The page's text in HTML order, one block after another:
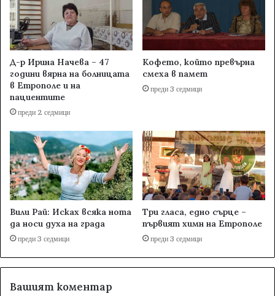
Д-р Ирина Начева – 47
години вярна на болницата
в Етрополе и на
пациентите
преди 2 седмици
Кофето, който превърна
смеха в памет
преди 3 седмици
Вили Рай: Исках всяка нота
да носи духа на града
преди 3 седмици
Три гласа, едно сърце –
първият химн на Етрополе
преди 3 седмици
Вашият коментар